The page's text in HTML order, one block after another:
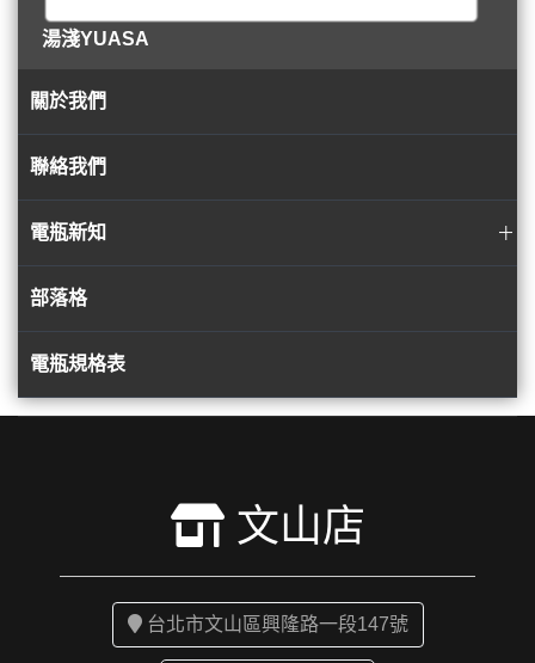
湯淺YUASA
關於我們
聯絡我們
電瓶新知
部落格
電瓶規格表
文山店
台北市文山區興隆路一段147號